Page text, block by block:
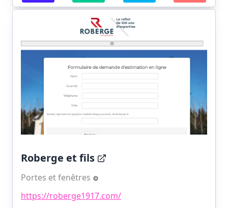
Roberge et fils
Portes et fenêtres
https://roberge1917.com/